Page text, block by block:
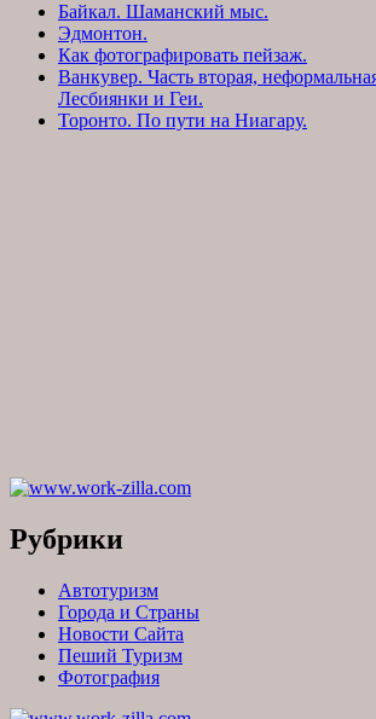
Байкал. Шаманский мыс.
Эдмонтон.
Как фотографировать пейзаж.
Ванкувер. Часть вторая,
Лесбиянки и Геи.
Торонто. По пути на Ниагару.
Рубрики
Автотуризм
Города и Страны
Новости Сайта
Пеший Туризм
Фотография